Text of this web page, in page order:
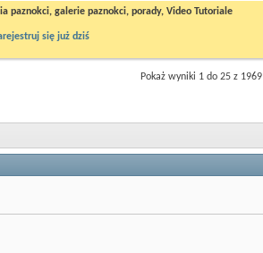
paznokci, galerie paznokci, porady, Video Tutoriale
się już dziś
Pokaż wyniki 1 do 25 z 1969